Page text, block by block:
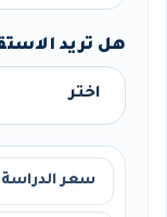
هل تريد
سعر